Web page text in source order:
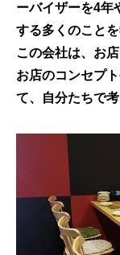
ーバイザーを4年
する多くのことを
この会社は、お
お店のコンセプ
て、自分たちで